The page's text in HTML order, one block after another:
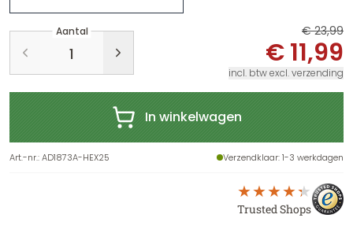
Aantal € 23,99
€ 11,99
incl. btw excl. verzending
In winkelwagen
Art.-nr.:AD1873A-HEX25 Verzendklaar: 1-3 werkdagen
Trusted Shops